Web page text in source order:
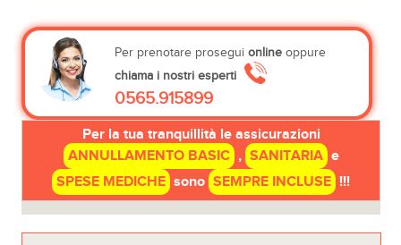
Per prenotare prosegui onlineoppure
chiama i nostri esperti
0565.915899
Per la tua tranquillità le assicurazioni
ANNULLAMENTO BASIC , SANITARIA e
SPESE MEDICHE sono SEMPRE INCLUSE !!!